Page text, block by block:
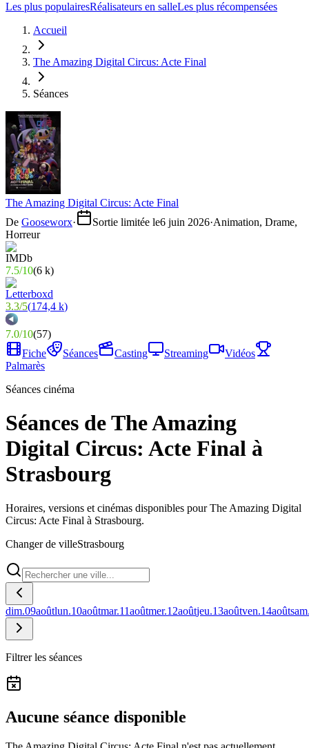
Les plus populairesRéalisateurs en salleLes plus récompensées
Accueil
The Amazing Digital Circus: Acte Final
Séances
The Amazing Digital Circus: Acte Final
De Gooseworx· Sortie limitée le6 juin 2026·Animation, Drame,
Horreur
7.5/10(6 k)
3.3/5(174,4 k)
7.0/10(57)
Fiche
Séances Casting Streaming
Vidéos
Palmarès
Séances cinéma
Séances de The Amazing
Digital Circus: Acte Final à
Strasbourg
Horaires, versions et cinémas disponibles pour The Amazing Digital
Circus: Acte Final à Strasbourg.
Changer de villeStrasbourg
dim.09aoûtlun.10aoûtmar.11aoûtmer.12aoûtjeu.13aoûtven.14août
Filtrer les séances
Aucune séance disponible